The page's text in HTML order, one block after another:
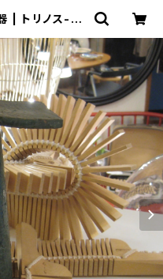
| トリノス-to
古着